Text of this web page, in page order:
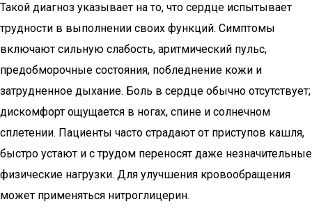
Такой диагноз указывает на то, что сердце испытывает
трудности в выполнении своих функций. Симптомы
включают сильную слабость, аритмический пульс,
предобморочные состояния, побледнение кожи и
затрудненное дыхание. Боль в сердце обычно отсутствует;
дискомфорт ощущается в ногах, спине и солнечном
сплетении. Пациенты часто страдают от приступов кашля,
быстро устают и с трудом переносят даже незначительные
физические нагрузки. Для улучшения кровообращения
может применяться нитроглицерин.